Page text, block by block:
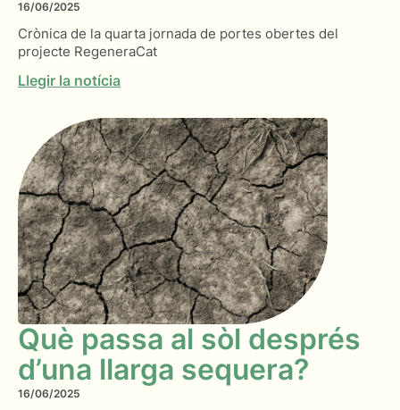
16/06/2025
Crònica de la quarta jornada de portes obertes del
projecte RegeneraCat
Llegir la notícia
Què passa al sòl després
d’una llarga sequera?
16/06/2025